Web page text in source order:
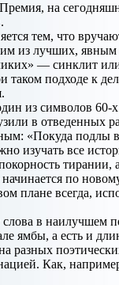
на
тем, что
из лучших, явным
— синклит
таком подходе к
из символов
в отведенных
«Покуда подлы
изучать все
по
плане всегда,
в наилучшем
ямбы, а есть и
разных
Как,